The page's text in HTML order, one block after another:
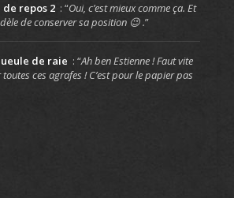
de repos 2 : “Oui, c’est mieux comme ça. Et
de conserver sa position 😉 .”
de raie : “Ah ben Estienne ! Faut vite
ces agrafes ! C’est pour le papier pas